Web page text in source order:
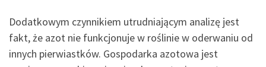
Dodatkowym czynnikiem utrudniającym analizę jest
fakt, że azot nie funkcjonuje w roślinie w oderwaniu od
innych pierwiastków. Gospodarka azotowa jest